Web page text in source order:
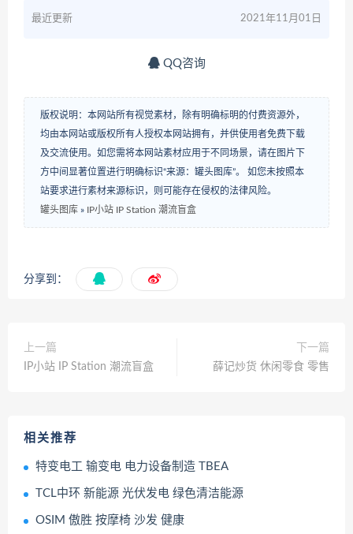
最近更新 2021年11月01日
QQ咨询
版权说明：本网站所有视觉素材，除有明确标明的付费资源外，
均由本网站或版权所有人授权本网站拥有，并供使用者免费下载
及交流使用。如您需将本网站素材应用于不同场景，请在图片下
方中间显著位置进行明确标识“来源：罐头图库”。 如您未按照本
站要求进行素材来源标识，则可能存在侵权的法律风险。
罐头图库 » IP小站 IP Station 潮流盲盒
分享到：
上一篇
IP小站 IP Station 潮流盲盒
下一篇
薛记炒货 休闲零食 零售
相关推荐
特变电工 输变电 电力设备制造 TBEA
TCL中环 新能源 光伏发电 绿色清洁能源
OSIM 傲胜 按摩椅 沙发 健康